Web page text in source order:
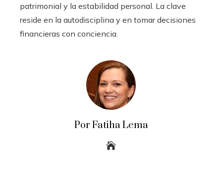
patrimonial y la estabilidad personal. La clave
reside en la autodisciplina y en tomar decisiones
financieras con conciencia.
Por Fatiha Lema